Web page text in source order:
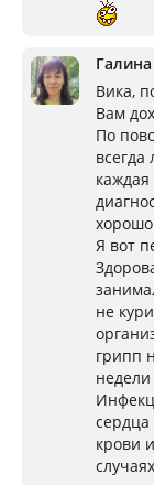
Галина
Вика,
Вам
По
всегда
Я вот
не
грипп
сердца
крови